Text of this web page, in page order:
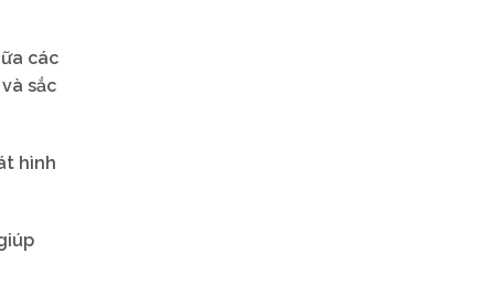
các
sắc
hình